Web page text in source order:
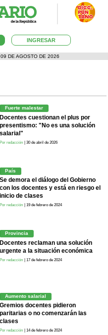
INGRESAR
DE AGOSTO DE 2026
Fuerte malestar
Docentes cuestionan el plus por
presentismo: "No es una solución
salarial"
Por redacción | 30 de abril de 2026
País
Se demora el diálogo del Gobierno
con los docentes y está en riesgo el
inicio de clases
Por redacción | 19 de febrero de 2024
Provincia
Docentes reclaman una solución
urgente a la situación económica
Por redacción | 17 de febrero de 2024
Aumento salarial
Gremios docentes pidieron
paritarias o no comenzarán las
clases
Por redacción | 14 de febrero de 2024